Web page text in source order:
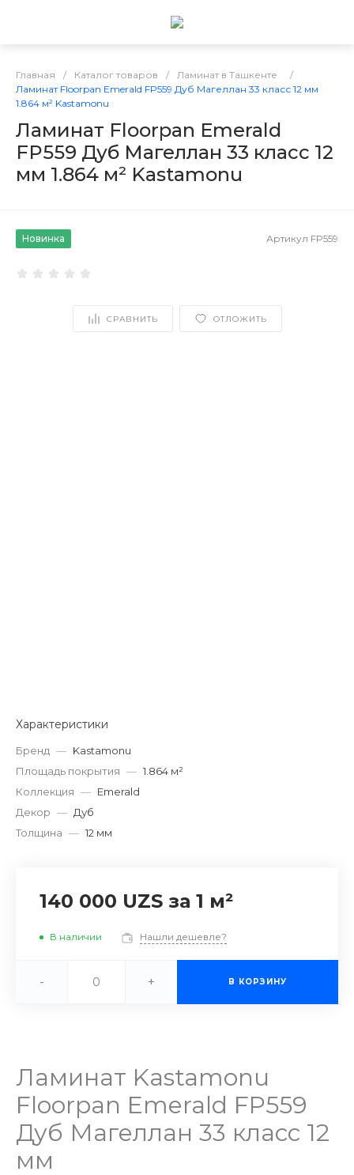
Главная / Каталог товаров / Ламинат в Ташкенте
/
Ламинат Floorpan Emerald FP559 Дуб Магеллан 33 класс 12 мм
1.864 м² Kastamonu
Ламинат Floorpan Emerald
FP559 Дуб Магеллан 33 класс 12
мм 1.864 м² Kastamonu
Новинка Артикул FP559
СРАВНИТЬ ОТЛОЖИТЬ
Характеристики
Бренд — Kastamonu
Площадь покрытия — 1.864 м²
Коллекция — Emerald
Декор — Дуб
Толщина — 12 мм
140 000 UZS за 1 м²
В наличии Нашли дешевле?
- + В КОРЗИНУ
Ламинат Kastamonu
Floorpan Emerald FP559
Дуб Магеллан 33 класс 12
мм